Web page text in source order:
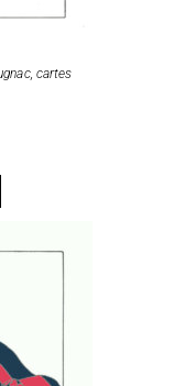
cartes